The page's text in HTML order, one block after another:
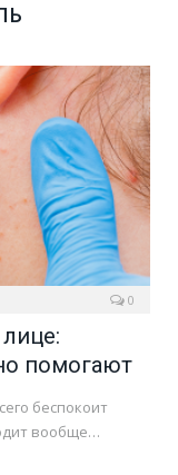
0
помогают
беспокоит
вообще…